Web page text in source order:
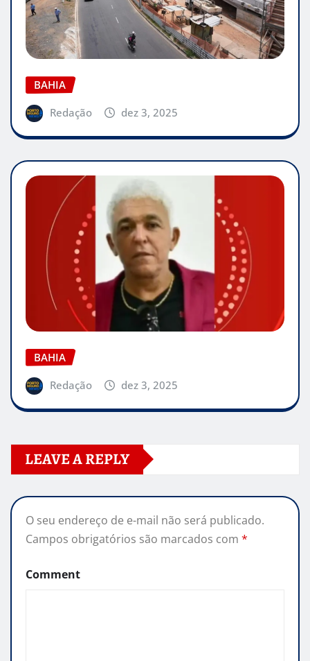
BAHIA
Redação
dez 3, 2025
BAHIA
Redação
dez 3, 2025
LEAVE A REPLY
O seu endereço de e-mail não será publicado.
Campos obrigatórios são marcados com *
Comment